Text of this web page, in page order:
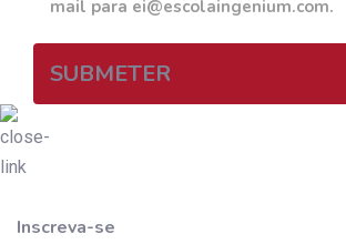
mail para ei@escolaingenium.com.
SUBMETER
Inscreva-se